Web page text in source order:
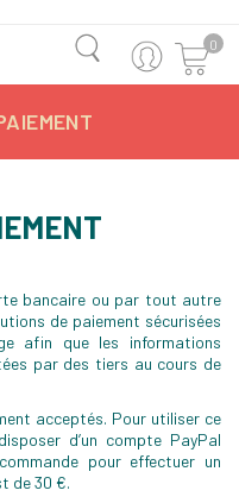
0
bancaire ou par tout autre
de paiement sécurisées
afin que les informations
par des tiers au cours de
acceptés. Pour utiliser ce
d’un compte PayPal
pour effectuer un
de 30 €.